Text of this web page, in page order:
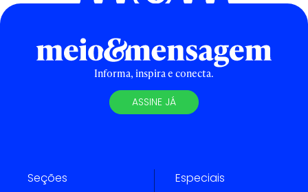
Informa, inspira e conecta.
ASSINE JÁ
Seções Especiais